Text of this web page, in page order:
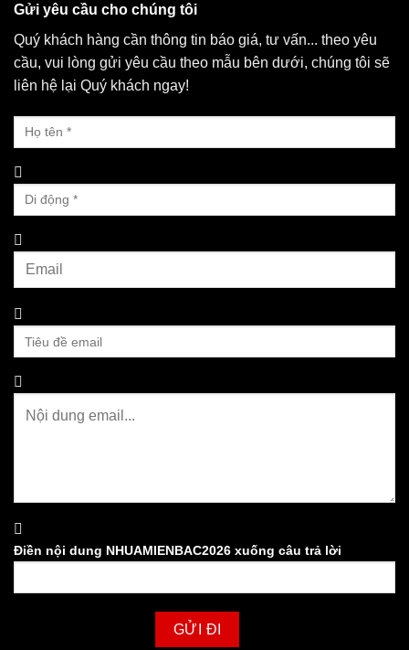
Gửi yêu cầu cho chúng tôi
Quý khách hàng cần thông tin báo giá, tư vấn... theo yêu
cầu, vui lòng gửi yêu cầu theo mẫu bên dưới, chúng tôi sẽ
liên hệ lại Quý khách ngay!
Điền nội dung NHUAMIENBAC2026 xuống câu trả lời